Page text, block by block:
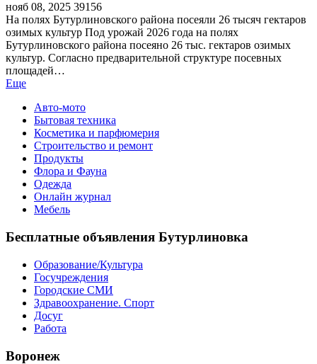
нояб 08, 2025 39156
На полях Бутурлиновского района посеяли 26 тысяч гектаров
озимых культур Под урожай 2026 года на полях
Бутурлиновского района посеяно 26 тыс. гектаров озимых
культур. Согласно предварительной структуре посевных
площадей…
Еще
Авто-мото
Бытовая техника
Косметика и парфюмерия
Строительство и ремонт
Продукты
Флора и Фауна
Одежда
Онлайн журнал
Мебель
Бесплатные объявления Бутурлиновка
Образование/Культура
Госучреждения
Городские СМИ
Здравоохранение. Спорт
Досуг
Работа
Воронеж